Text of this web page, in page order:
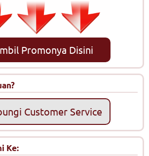
Promonya Disini
Customer Service
Ke: